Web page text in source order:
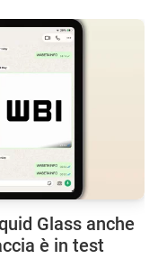
Glass anche
è in test